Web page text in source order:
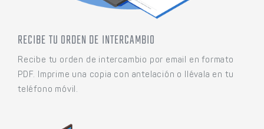
RECIBE TU ORDEN DE INTERCAMBIO
Recibe tu orden de intercambio por email en formato
PDF. Imprime una copia con antelación o llévala en tu
teléfono móvil.